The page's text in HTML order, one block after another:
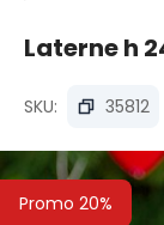
Laterne h
SKU: 35812
Promo 20%
Bildergalerie